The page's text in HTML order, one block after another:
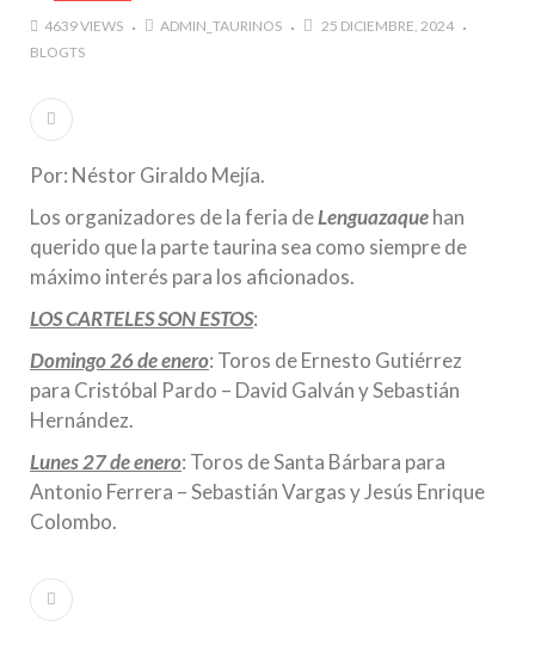
4639 VIEWS ADMIN_TAURINOS
25 DICIEMBRE, 2024
BLOGTS
Por: Néstor Giraldo Mejía.
Los organizadores de la feria deLenguazaquehan
querido que la parte taurina sea como siempre de
máximo interés para los aficionados.
LOS CARTELES SON ESTOS:
Domingo 26 de enero: Toros de Ernesto Gutiérrez
para Cristóbal Pardo – David Galván y Sebastián
Hernández.
Lunes 27 de enero: Toros de Santa Bárbara para
Antonio Ferrera – Sebastián Vargas y Jesús Enrique
Colombo.